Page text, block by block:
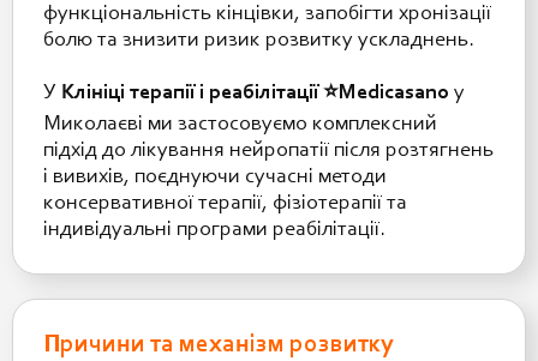
функціональність кінцівки, запобігти хронізації
болю та знизити ризик розвитку ускладнень.
У Клініці терапії і реабілітації ⭐️Medicasano у
Миколаєві ми застосовуємо комплексний
підхід до лікування нейропатії після розтягнень
і вивихів, поєднуючи сучасні методи
консервативної терапії, фізіотерапії та
індивідуальні програми реабілітації.
Причини та механізм розвитку